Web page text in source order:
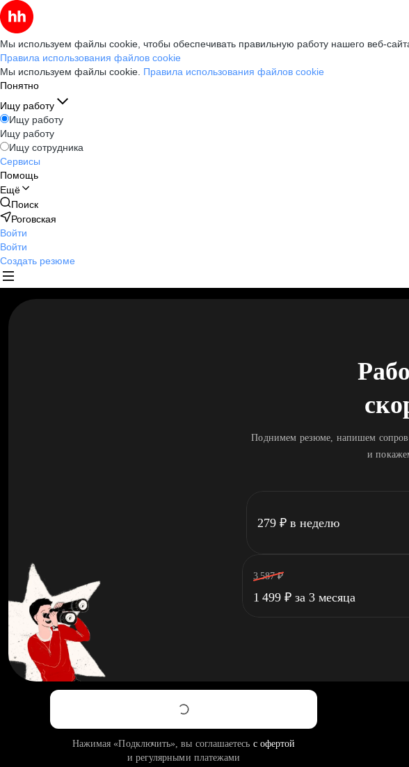
Мы используем файлы cookie, чтобы обеспечивать правильную работу нашего веб-
Правила использования файлов cookie
Мы используем файлы cookie. Правила использования файлов cookie
Понятно
Ищу работу
Ищу работу
Ищу работу
Ищу сотрудника
Сервисы
Помощь
Ещё
Поиск
Роговская
Войти
Войти
Создать резюме
Поднимем резюме, напишем
и
279 ₽ в неделю
3 587 ₽
1 499 ₽ за 3 месяца
Нажимая «Подключить», вы соглашаетесь с офертой
и регулярными платежами